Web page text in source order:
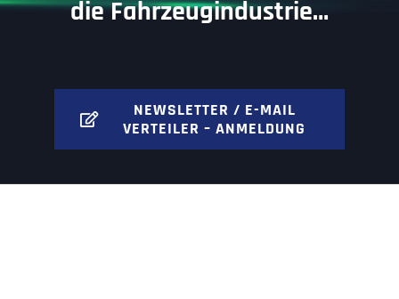
die Fahrzeugindustrie…
NEWSLETTER / E-MAIL
VERTEILER – ANMELDUNG